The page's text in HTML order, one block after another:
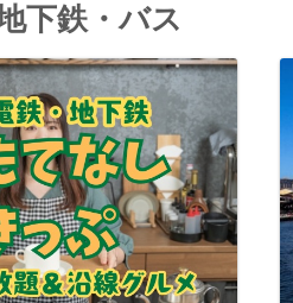
下鉄・バス